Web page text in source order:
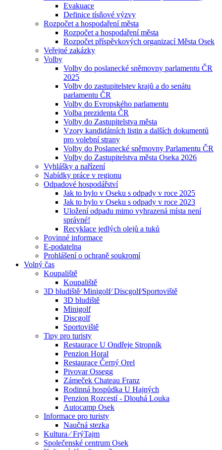
Evakuace
Definice tísňové výzvy
Rozpočet a hospodaření města
Rozpočet a hospodaření města
Rozpočet příspěvkových organizací Města Osek
Veřejné zakázky
Volby
Volby do poslanecké sněmovny parlamentu ČR
2025
Volby do zastupitelstev krajů a do senátu
parlamentu ČR
Volby do Evropského parlamentu
Volba prezidenta ČR
Volby do Zastupitelstva města
Vzory kandidátních listin a dalších dokumentů
pro volební strany
Volby do Poslanecké sněmovny Parlamentu ČR
Volby do Zastupitelstva města Oseka 2026
Vyhlášky a nařízení
Nabídky práce v regionu
Odpadové hospodářství
Jak to bylo v Oseku s odpady v roce 2025
Jak to bylo v Oseku s odpady v roce 2023
Uložení odpadu mimo vyhrazená místa není
správné!
Recyklace jedlých olejů a tuků
Povinné informace
E-podatelna
Prohlášení o ochraně soukromí
Volný čas
Koupaliště
Koupaliště
3D bludiště⁄ Minigolf⁄ Discgolf⁄Sportoviště
3D bludiště
Minigolf
Discgolf
Sportoviště
Tipy pro turisty
Restaurace U Ondřeje Stropník
Penzion Horal
Restaurace Černý Orel
Pivovar Ossegg
Zámeček Chateau Franz
Rodinná hospůdka U Hajných
Penzion Rozcestí - Dlouhá Louka
Autocamp Osek
Informace pro turisty
Naučná stezka
Kultura ⁄ FrýTajm
Společenské centrum Osek